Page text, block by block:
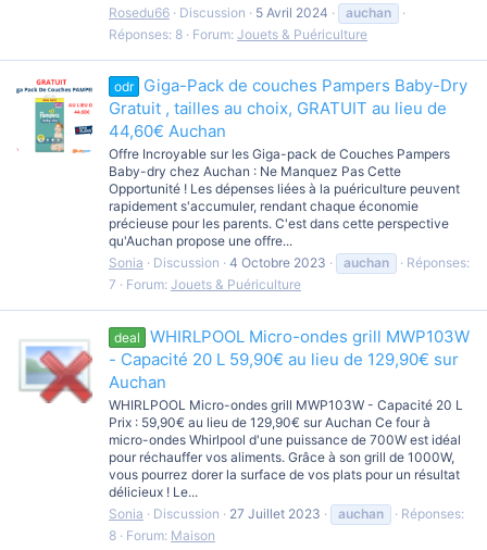
Rosedu66
Discussion 5 Avril 2024
auchan
Réponses: 8
Forum: Jouets & Puériculture
odr
Giga-Pack de couches Pampers Baby-Dry
Gratuit , tailles au choix, GRATUIT au lieu de
44,60€ Auchan
Offre Incroyable sur les Giga-pack de Couches Pampers
Baby-dry chez Auchan : Ne Manquez Pas Cette
Opportunité ! Les dépenses liées à la puériculture peuvent
rapidement s'accumuler, rendant chaque économie
précieuse pour les parents. C'est dans cette perspective
qu'Auchan propose une offre...
Sonia
Discussion 4 Octobre 2023 auchan
Réponses:
7
Forum: Jouets & Puériculture
deal
WHIRLPOOL Micro-ondes grill MWP103W
- Capacité 20 L 59,90€ au lieu de 129,90€ sur
Auchan
WHIRLPOOL Micro-ondes grill MWP103W - Capacité 20 L
Prix : 59,90€ au lieu de 129,90€ sur Auchan Ce four à
micro-ondes Whirlpool d'une puissance de 700W est idéal
pour réchauffer vos aliments. Grâce à son grill de 1000W,
vous pourrez dorer la surface de vos plats pour un résultat
délicieux ! Le...
Sonia
Discussion 27 Juillet 2023 auchan
Réponses:
8
Forum: Maison